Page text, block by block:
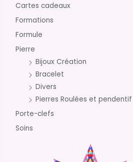
Cartes cadeaux
Formations
Formule
Pierre
Bijoux Création
Bracelet
Divers
Pierres Roulées et pendentif
Porte-clefs
Soins